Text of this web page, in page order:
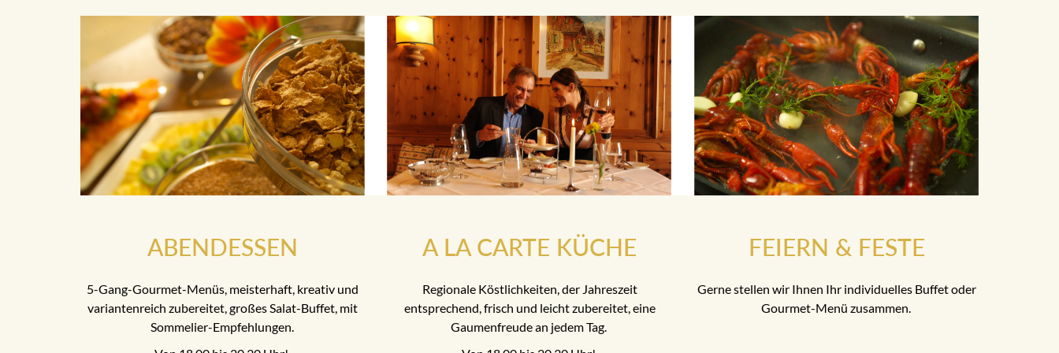
ABENDESSEN
5-Gang-Gourmet-Menüs, meisterhaft, kreativ und
variantenreich zubereitet, großes Salat-Buffet, mit
Sommelier-Empfehlungen.
A LA CARTE KÜCHE
Regionale Köstlichkeiten, der Jahreszeit
entsprechend, frisch und leicht zubereitet, eine
Gaumenfreude an jedem Tag.
FEIERN & FESTE
Gerne stellen wir Ihnen Ihr individuelles Buffet oder
Gourmet-Menü zusammen.